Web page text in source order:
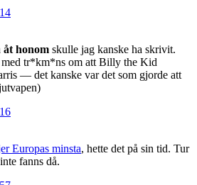
åt honom skulle jag kanske ha skrivit.
med tr*km*ns om att Billy the Kid
— det kanske var det som gjorde att
Europas minsta, hette det på sin tid. Tur
fanns då.